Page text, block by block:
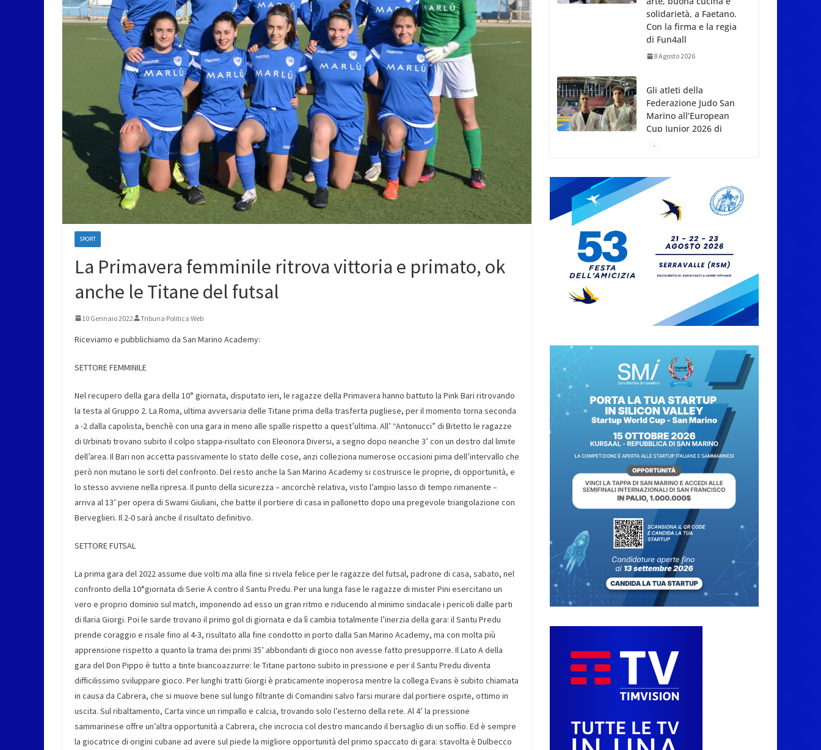
SPORT
La Primavera femminile ritrova vittoria e primato, ok
anche le Titane del futsal
10 Gennaio 2022 Tribuna Politica Web
Riceviamo e pubblichiamo da San Marino Academy:
SETTORE FEMMINILE
Nel recupero della gara della 10° giornata, disputato ieri, le ragazze della Primavera hanno battuto la Pink Bari ritrovando
la testa al Gruppo 2. La Roma, ultima avversaria delle Titane prima della trasferta pugliese, per il momento torna seconda
a -2 dalla capolista, benchè con una gara in meno alle spalle rispetto a quest’ultima. All’ “Antonucci” di Bitetto le ragazze
di Urbinati trovano subito il colpo stappa-risultato con Eleonora Diversi, a segno dopo neanche 3’ con un destro dal limite
dell’area. Il Bari non accetta passivamente lo stato delle cose, anzi colleziona numerose occasioni pima dell’intervallo che
però non mutano le sorti del confronto. Del resto anche la San Marino Academy si costruisce le proprie, di opportunità, e
lo stesso avviene nella ripresa. Il punto della sicurezza – ancorchè relativa, visto l’ampio lasso di tempo rimanente –
arriva al 13’ per opera di Swami Giuliani, che batte il portiere di casa in pallonetto dopo una pregevole triangolazione con
Berveglieri. Il 2-0 sarà anche il risultato definitivo.
SETTORE FUTSAL
La prima gara del 2022 assume due volti ma alla fine si rivela felice per le ragazze del futsal, padrone di casa, sabato, nel
confronto della 10°giornata di Serie A contro il Santu Predu. Peruna lunga fase le ragazze di mister Pini esercitano un
vero e proprio dominio sul match, imponendo ad esso un gran ritmo e riducendo al minimo sindacale i pericoli dalle parti
di Ilaria Giorgi. Poi le sarde trovano il primo gol di giornata e da lì cambia totalmente l’inerzia della gara: il Santu Predu
prende coraggio e risale fino al 4-3, risultato alla fine condotto in porto dalla San Marino Academy, ma con molta più
apprensione rispetto a quanto la trama dei primi 35’ abbondanti di gioco non avesse fatto presupporre. IlLato A della
gara del Don Pippo è tutto a tinte biancoazzurre: le Titane partono subito in pressione e per il Santu Predu diventa
difficilissimo sviluppare gioco. Per lunghi tratti Giorgi è praticamente inoperosa mentre la collega Evans è subito chiamata
in causa da Cabrera, che si muove bene sul lungo filtrante di Comandini salvo farsi murare dal portiere ospite, ottimo in
uscita. Sul ribaltamento, Carta vince un rimpallo e calcia, trovando solo l’esterno della rete. Al 4’ la pressione
sammarinese offre un’altra opportunità a Cabrera, che incrocia col destro mancando il bersaglio di un soffio. Ed è sempre
la giocatrice di origini cubane ad avere sul piede la migliore opportunità del primo spaccato di gara: stavolta è Dulbecco
solidarietà, a Faetano.
Con la firma e la regia
di Fun4all
8 Agosto 2026
Gli atleti della
Federazione Judo San
Marino all’European
Cup Junior 2026 di
L’arte perde uno dei
suoi maestri: si è
spento a 91 anni il
Marcello Sgattoni
A Oltremare 2.0 a
Riccione in migliaia
per incontrare i
San Marino Academy.
Femminile: quattro
Primavera aggregate
alla Prima Squadra
8 Agosto 2026